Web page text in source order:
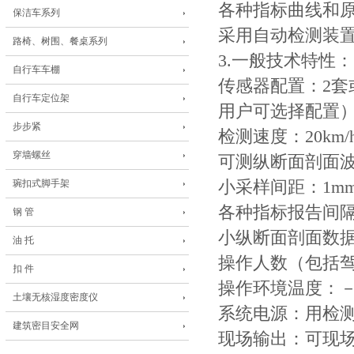
保洁车系列
路椅、树围、餐桌系列
自行车车棚
自行车定位架
步步紧
穿墙螺丝
琬扣式脚手架
钢 管
油 托
扣 件
土壤无核湿度密度仪
建筑密目安全网
各种指标曲线和
采用自动检测装
3.一般技术特性：
传感器配置：2
用户可选择配置
检测速度：20km/
可测纵断面剖面
小采样间距：
各种指标报告间
小纵断面剖面数
操作人数（包括
操作环境温度：
系统电源：用检
现场输出：可现